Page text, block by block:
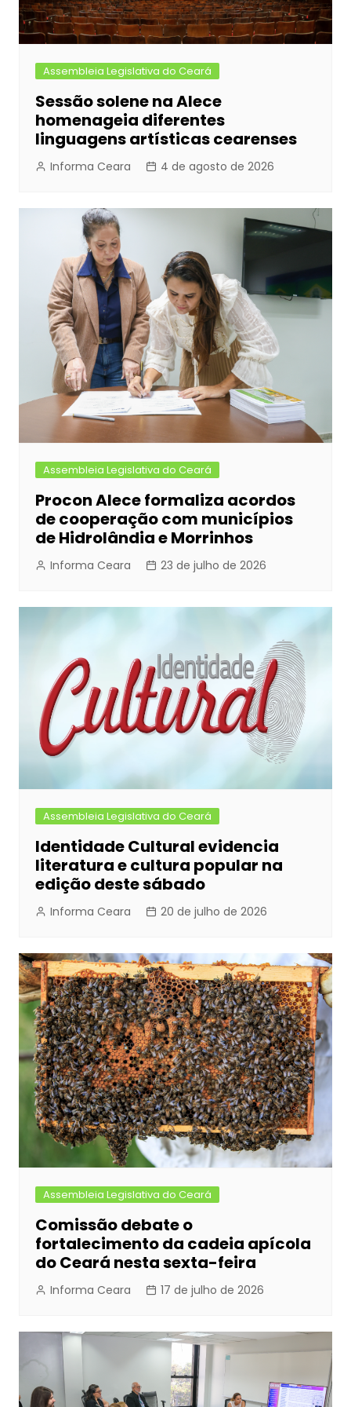
Assembleia Legislativa do Ceará
Sessão solene na Alece
homenageia diferentes
linguagens artísticas cearenses
Informa Ceara 4 de agosto de 2026
Assembleia Legislativa do Ceará
Procon Alece formaliza acordos
de cooperação com municípios
de Hidrolândia e Morrinhos
Informa Ceara 23 de julho de 2026
Assembleia Legislativa do Ceará
Identidade Cultural evidencia
literatura e cultura popular na
edição deste sábado
Informa Ceara 20 de julho de 2026
Assembleia Legislativa do Ceará
Comissão debate o
fortalecimento da cadeia apícola
do Ceará nesta sexta-feira
Informa Ceara 17 de julho de 2026